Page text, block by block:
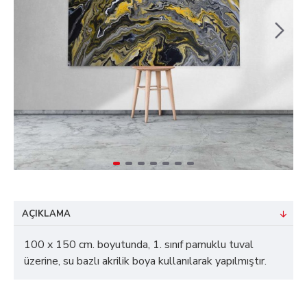
AÇIKLAMA
100 x 150 cm. boyutunda, 1. sınıf pamuklu tuval
üzerine, su bazlı akrilik boya kullanılarak yapılmıştır.